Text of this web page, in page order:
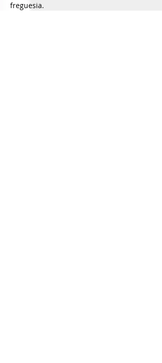
freguesia.